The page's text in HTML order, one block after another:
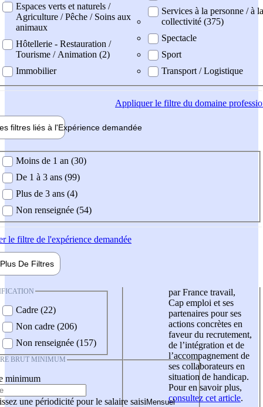
Espaces verts et naturels /
Agriculture / Pêche / Soins aux
animaux
Hôtellerie - Restauration /
Tourisme / Animation (2)
Immobilier
Services à la personne / à la
collectivité (375)
Spectacle
Sport
Transport / Logistique
Appliquerle filtre du domaine
filtres liés à l'Expérience demandée
demandée
Moins de 1 an (30)
De 1 à 3 ans (99)
Plus de 3 ans (4)
Non renseignée (54)
le filtre de l'expérience demandée
Plus De Filtres
Cadre (22)
Non cadre (206)
Non renseignée (157)
BRUT MINIMUM
minimum
une périodicité pour le salaire saisi
par France travail,
Cap emploi et ses
partenaires pour ses
actions concrètes en
faveur du recrutement,
de l’intégration et de
l’accompagnement de
ses collaborateurs en
situation de handicap.
Pour en savoir plus,
consultez cet article.